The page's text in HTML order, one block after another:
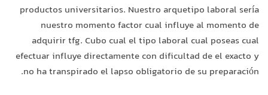
productos universitarios. Nuestro arquetipo laboral serí­a
nuestro momento factor cual influye al momento de
adquirir tfg. Cubo cual el tipo laboral cual poseas cual
efectuar influye directamente con dificultad de el exacto y
no ha transpirado el lapso obligatorio de su preparación.